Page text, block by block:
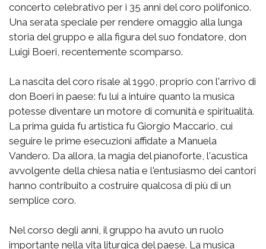
concerto celebrativo per i 35 anni del coro polifonico.
Una serata speciale per rendere omaggio alla lunga
storia del gruppo e alla figura del suo fondatore, don
Luigi Boeri, recentemente scomparso.
La nascita del coro risale al 1990, proprio con l'arrivo di
don Boeri in paese: fu lui a intuire quanto la musica
potesse diventare un motore di comunità e spiritualità.
La prima guida fu artistica fu Giorgio Maccario, cui
seguire le prime esecuzioni affidate a Manuela
Vandero. Da allora, la magia del pianoforte, l'acustica
avvolgente della chiesa natia e l'entusiasmo dei cantori
hanno contribuito a costruire qualcosa di più di un
semplice coro.
Nel corso degli anni, il gruppo ha avuto un ruolo
importante nella vita liturgica del paese. La musica